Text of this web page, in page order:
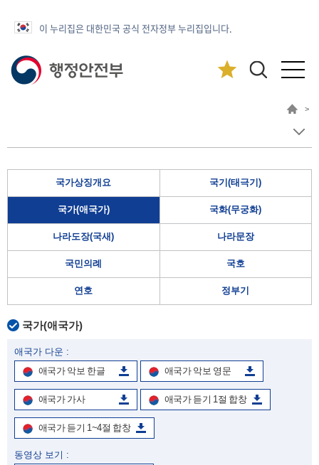
이 누리집은 대한민국 공식 전자정부 누리집입니다.
>
국가상징개요 국기(태극기)
국가(애국가) 국화(무궁화)
나라도장(국새) 나라문장
국민의례 국호
연호 정부기
국가(애국가)
애국가 다운 :
애국가 악보 한글
애국가 악보 영문
애국가 가사 애국가 듣기 1절 합창
애국가 듣기 1~4절 합창
동영상 보기 :